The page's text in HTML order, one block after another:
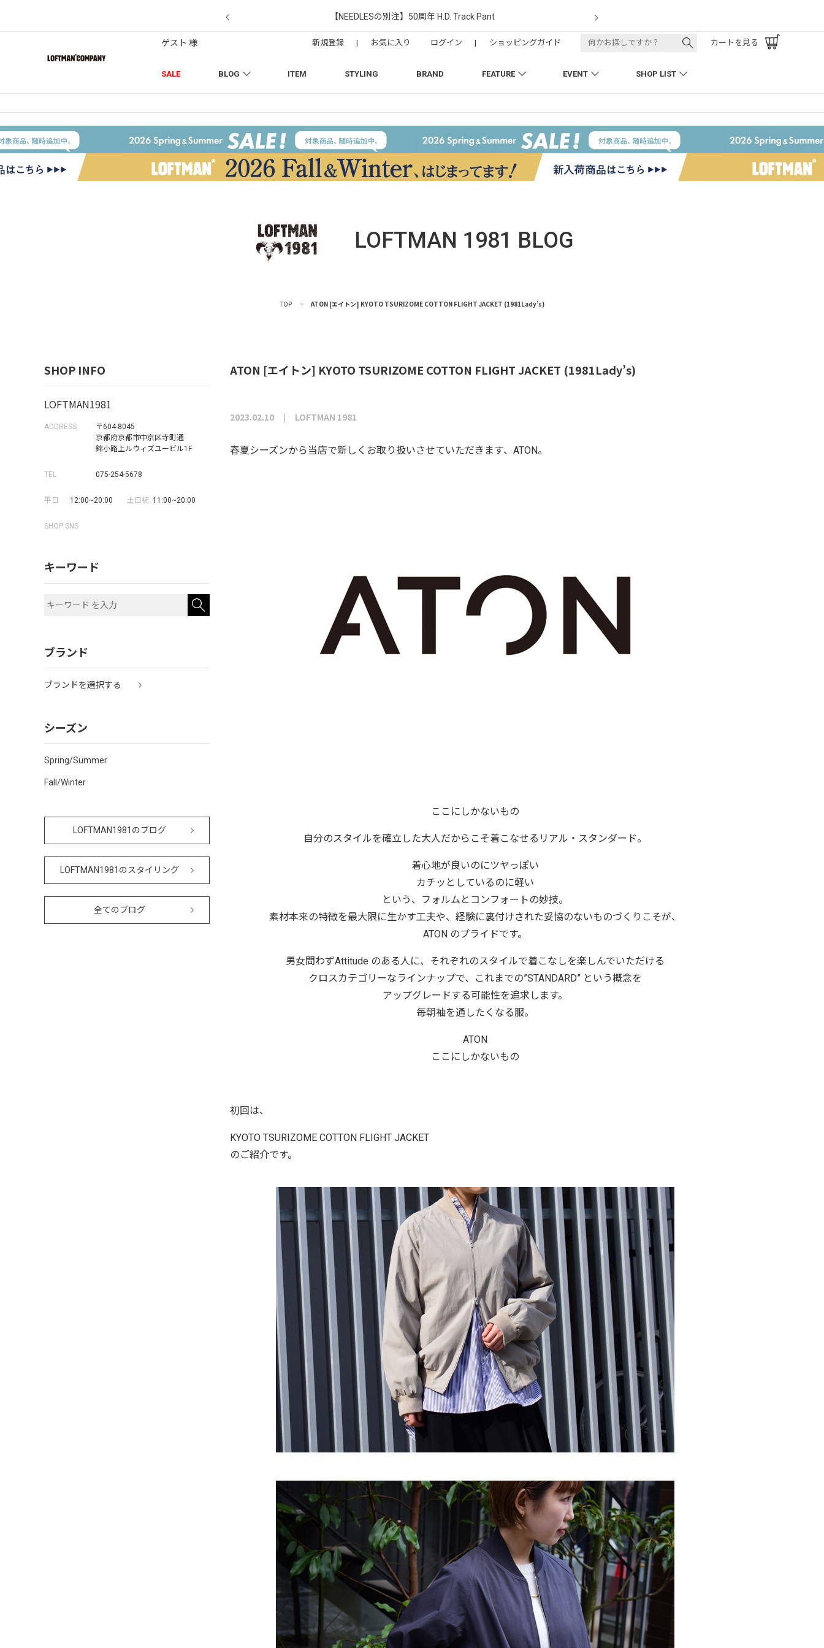
【NEEDLESの別注】50周年 H.D. Track Pant
SALE BLOG ITEM STYLING BRAND FEATURE EVENT SHOP LIST
ゲスト 様 新規登録 | お気に入り ログイン | ショッピングガイド カートを見る
LOFTMAN 1981 BLOG
TOP > ATON [エイトン] KYOTO TSURIZOME COTTON FLIGHT JACKET (1981Lady’s)
SHOP INFO
LOFTMAN1981
ADDRESS
〒604-8045
京都府京都市中京区寺町通
錦小路上ルウィズユービル1F
TEL 075-254-5678
平日 12:00~20:00 土日祝 11:00~20:00
SHOP SNS
キーワード
ブランド
ブランドを選択する
シーズン
Spring/Summer
Fall/Winter
LOFTMAN1981のブログ
LOFTMAN1981のスタイリング
全てのブログ
ATON [エイトン] KYOTO TSURIZOME COTTON FLIGHT JACKET (1981Lady’s)
2023.02.10 LOFTMAN 1981
春夏シーズンから当店で新しくお取り扱いさせていただきます、ATON。
ここにしかないもの
自分のスタイルを確立した大人だからこそ着こなせるリアル・スタンダード。
着心地が良いのにツヤっぽい
カチッとしているのに軽い
という、フォルムとコンフォートの妙技。
素材本来の特徴を最大限に生かす工夫や、経験に裏付けされた妥協のないものづくりこそが、
ATON のプライドです。
男女問わずAttitude のある人に、それぞれのスタイルで着こなしを楽しんでいただける
クロスカテゴリーなラインナップで、これまでの”STANDARD” という概念を
アップグレードする可能性を追求します。
毎朝袖を通したくなる服。
ATON
ここにしかないもの
初回は、
KYOTO TSURIZOME COTTON FLIGHT JACKET
のご紹介です。